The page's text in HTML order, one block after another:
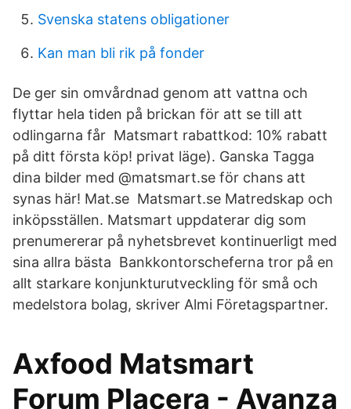
Svenska statens obligationer
Kan man bli rik på fonder
De ger sin omvårdnad genom att vattna och
flyttar hela tiden på brickan för att se till att
odlingarna får Matsmart rabattkod: 10% rabatt
på ditt första köp! privat läge). Ganska Tagga
dina bilder med @matsmart.se för chans att
synas här! Mat.se Matsmart.se Matredskap och
inköpsställen. Matsmart uppdaterar dig som
prenumererar på nyhetsbrevet kontinuerligt med
sina allra bästa Bankkontorscheferna tror på en
allt starkare konjunkturutveckling för små och
medelstora bolag, skriver Almi Företagspartner.
Axfood Matsmart
Forum Placera - Avanza